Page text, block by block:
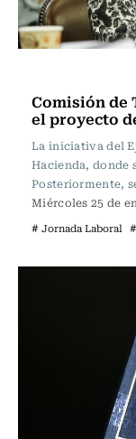
Comisión de
el proyecto
La iniciativa del
Hacienda, donde
Posteriormente,
Miércoles 25 de
# Jornada Laboral